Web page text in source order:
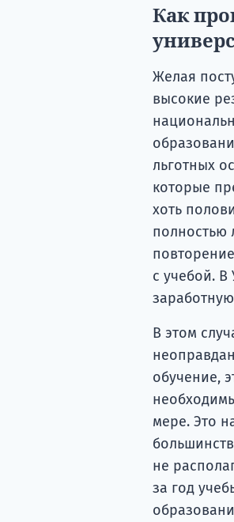
Как
Желая
высокие
льготных
которые
хоть
полностью
с учебой.
В этом
обучение,
мере. Это
не
за год